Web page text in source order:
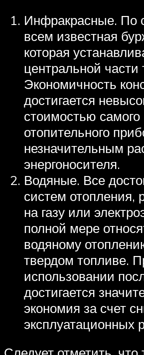
Инфракрасные. По
всем известная
которая
центральной
Экономичность
достигается
стоимостью самого
отопительного
незначительным
энергоносителя.
Водяные. Все
систем отопления,
на газу или
полной мере
водяному
твердом топливе.
использовании
достигается
экономия за счет
эксплуатационных